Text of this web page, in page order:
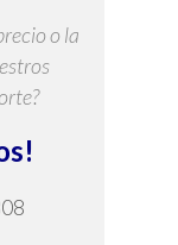
o la